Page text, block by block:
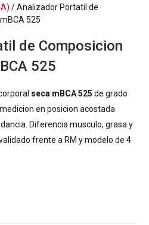
/ Analizador Portatil de
525
de Composicion
525
seca mBCA 525 de grado
en posicion acostada
Diferencia musculo, grasa y
frente a RM y modelo de 4